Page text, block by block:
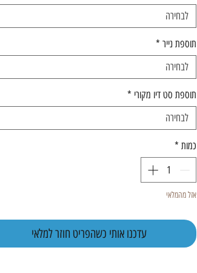
לבחירה
תוספת נייר *
לבחירה
תוספת סט דיו מקורי *
לבחירה
כמות *
אזל מהמלאי
עדכנו אותי כשהפריט חוזר למלאי